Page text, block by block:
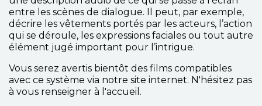
entre les scènes de dialogue. Il peut, par exemple,
décrire les vêtements portés par les acteurs, l’action
qui se déroule, les expressions faciales ou tout autre
élément jugé important pour l’intrigue.
Vous serez avertis bientôt des films compatibles
avec ce système via notre site internet. N'hésitez pas
à vous renseigner à l'accueil.